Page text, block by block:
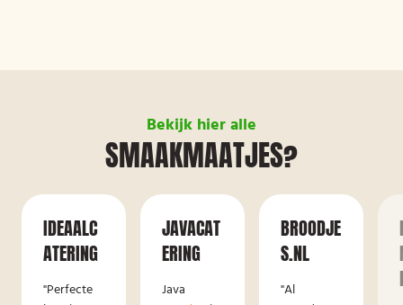
Bekijk hier alle
SMAAKMAATJES?
IDEAALC
ATERING
"Perfecte
JAVACAT
ERING
Java
BROODJE
S.NL
"Al